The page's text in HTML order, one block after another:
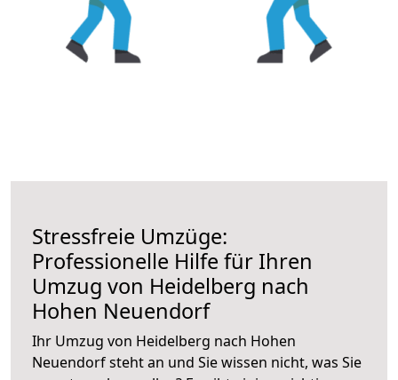
Stressfreie Umzüge:
Professionelle Hilfe für Ihren
Umzug von Heidelberg nach
Hohen Neuendorf
Ihr Umzug von Heidelberg nach Hohen
Neuendorf steht an und Sie wissen nicht, was Sie